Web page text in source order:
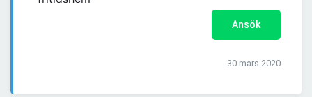
Ansök
30 mars 2020